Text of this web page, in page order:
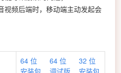
视频后端时，移动端主动发起会
64 位
安装包
64 位
调试版
32 位
安装包